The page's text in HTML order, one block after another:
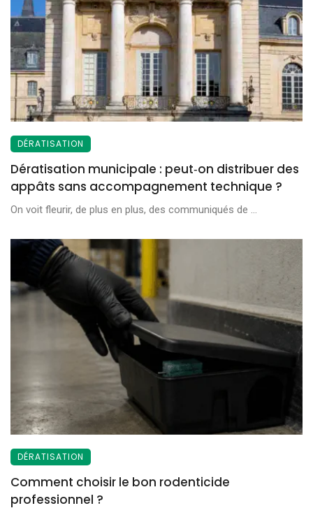
DÉRATISATION
Dératisation municipale : peut‑on distribuer des
appâts sans accompagnement technique ?
On voit fleurir, de plus en plus, des communiqués de ...
DÉRATISATION
Comment choisir le bon rodenticide
professionnel ?